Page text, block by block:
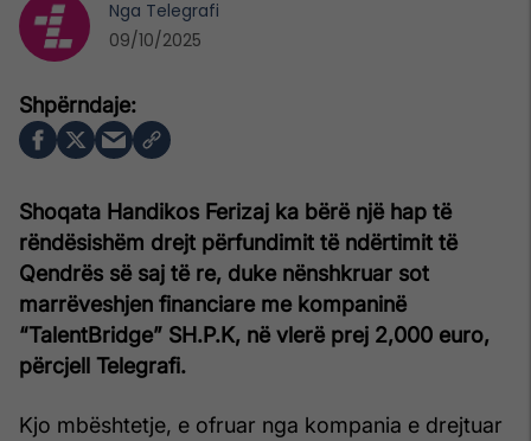
Shoqata Handikos Ferizaj ka bërë një hap të
rëndësishëm drejt përfundimit të ndërtimit të
Qendrës së saj të re, duke nënshkruar sot
marrëveshjen financiare me kompaninë
“TalentBridge” SH.P.K, në vlerë prej 2,000 euro,
përcjell Telegrafi.
Kjo mbështetje, e ofruar nga kompania e drejtuar
Nga Telegrafi
09/10/2025